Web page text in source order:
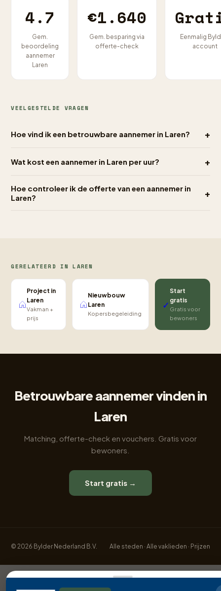
4.7
Gem.
beoordeling
aannemer
Laren
€1.640
Gem. besparing via
offerte-check
Eenmalig
account
VEELGESTELDE VRAGEN
Hoe vind ik een betrouwbare aannemer in Laren? +
Wat kost een aannemer in Laren per uur? +
Hoe controleer ik de offerte van een aannemer in
Laren?
+
GERELATEERD IN LAREN
Project in
Laren
Vakman +
prijs
Nieuwbouw
Laren
Kopersbegeleiding
✓
Start
gratis
Gratis voor
bewoners
Betrouwbare aannemer vinden in
Laren
Matching, offerte-check en vouchers. Gratis voor
bewoners.
Start gratis →
© 2026 Bylder Nederland B.V. Alle steden · Alle vaklieden · Prijzen